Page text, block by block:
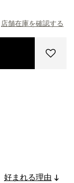
店舗在庫を確認する
好まれる理由